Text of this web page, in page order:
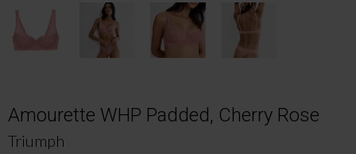
Amourette WHP Padded, Cherry Rose
Triumph